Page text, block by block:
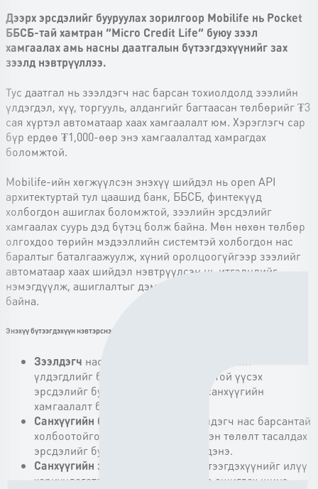
Дээрх эрсдэлийг бууруулах зорилгоор Mobilife нь Pocket
ББСБ-тай хамтран “Micro Credit Life” буюу зээл
хамгаалах амь насны даатгалын бүтээгдэхүүнийг зах
зээлд нэвтрүүллээ.
Тус даатгал нь зээлдэгч нас барсан тохиолдолд зээлийн
үлдэгдэл, хүү, торгууль, алдангийг багтаасан төлбөрийг ₮3
сая хүртэл автоматаар хаах хамгаалалт юм. Хэрэглэгч сар
бүр ердөө ₮1,000-өөр энэ хамгаалалтад хамрагдах
боломжтой.
Mobilife-ийн хөгжүүлсэн энэхүү шийдэл нь open API
архитектуртай тул цаашид банк, ББСБ, финтекүүд
холбогдон ашиглах боломжтой, зээлийн эрсдэлийг
хамгаалах суурь дэд бүтэц болж байна. Мөн нөхөн төлбөр
олгохдоо төрийн мэдээллийн системтэй холбогдон нас
баралтыг баталгаажуулж, хүний оролцоогүйгээр зээлийг
автоматаар хаах шийдэл нэвтрүүлсэн нь итгэлцлийг
нэмэгдүүлж, ашиглалтыг дэмжих чухал нөхцөл болж
байна.
Энэхүү бүтээгдэхүүн нэвтэрснээр:
Зээлдэгч нас барсан тохиолдолд зээлийн
үлдэгдлийг барагдуулахтай холбоотой үүсэх
эрсдэлийг бууруулж, гэр бүлд нь санхүүгийн
хамгаалалт бий болгоно.
Санхүүгийн байгууллагуудад
зээлдэгч нас барсантай
холбоотойгоор үүсэх зээлийн эргэн төлөлт тасалдах
эрсдэлийг бууруулах боломж бүрдэнэ.
Санхүүгийн зах зээлд
зээлийн бүтээгдэхүүнийг илүү
хариуцлагатай, хамгаалалттайгаар ашиглах шинэ